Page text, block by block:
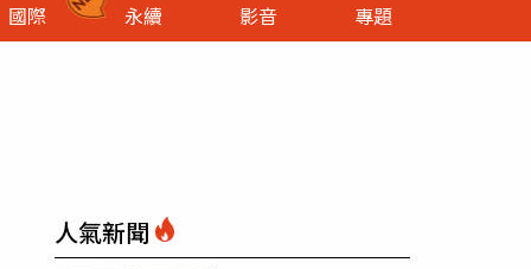
國際 永續 影音 專題
人氣新聞